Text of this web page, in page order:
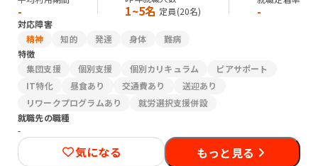
- 1~5名 定員(20名) -
対応障害
精神
知的 発達 身体
難病
特徴
集団支援
個別支援 個別カリキュラム
ピアサポート
IT特化
昼食あり 交通費あり
送迎あり
リワークプログラムあり
就労選択支援併設
就職先の職種
-
気になる もっと見る